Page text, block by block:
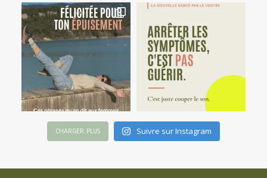
CHARGER PLUS Suivre sur Instagram